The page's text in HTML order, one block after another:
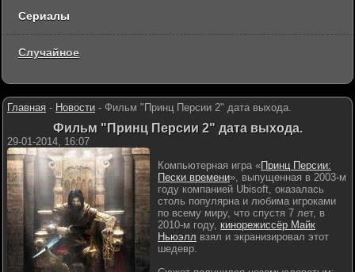
Главная - Новости - Фильм "Принц Персии 2" дата выхода.
Фильм "Принц Персии 2" дата выхода.
29-01-2014, 16:07
Компьютерная игра «Принц Персии:
Пески времени», выпущенная в 2003-м
году компанией Ubisoft, оказалась
столь популярна и любима игроками
по всему миру, что спустя 7 лет, в
2010-м году, кинорежиссёр Майк
Ньюэлл взял и экранизировал этот
шедевр.
Сериалы
Случайное